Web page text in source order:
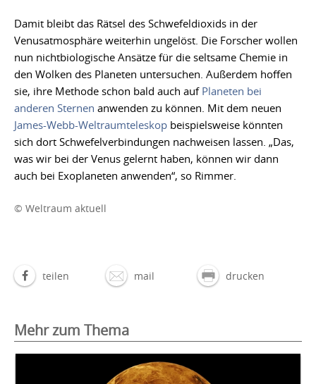
Damit bleibt das Rätsel des Schwefeldioxids in der
Venusatmosphäre weiterhin ungelöst. Die Forscher wollen
nun nichtbiologische Ansätze für die seltsame Chemie in
den Wolken des Planeten untersuchen. Außerdem hoffen
sie, ihre Methode schon bald auch auf Planeten bei
anderen Sternen anwenden zu können. Mit dem neuen
James-Webb-Weltraumteleskop beispielsweise könnten
sich dort Schwefelverbindungen nachweisen lassen. „Das,
was wir bei der Venus gelernt haben, können wir dann
auch bei Exoplaneten anwenden“, so Rimmer.
© Weltraum aktuell
teilen mail drucken
Mehr zum Thema